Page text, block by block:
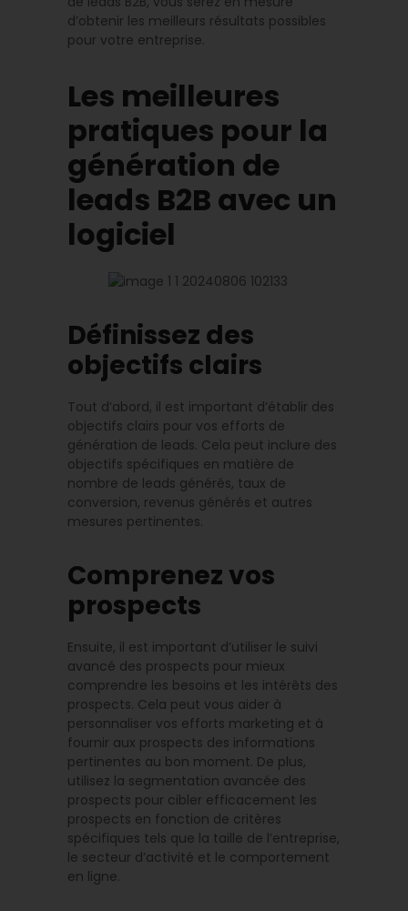
d’obtenir les meilleurs résultats possibles
pour votre entreprise.
Les meilleures
pratiques pour la
génération de
leads B2B avec un
logiciel
Définissez des
objectifs clairs
Tout d’abord, il est important d’établir des
objectifs clairs pour vos efforts de
génération de leads. Cela peut inclure des
objectifs spécifiques en matière de
nombre de leads générés, taux de
conversion, revenus générés et autres
mesures pertinentes.
Comprenez vos
prospects
Ensuite, il est important d’utiliser le suivi
avancé des prospects pour mieux
comprendre les besoins et les intérêts des
prospects. Cela peut vous aider à
personnaliser vos efforts marketing et à
fournir aux prospects des informations
pertinentes au bon moment. De plus,
utilisez la segmentation avancée des
prospects pour cibler efficacement les
prospects en fonction de critères
spécifiques tels que la taille de l’entreprise,
le secteur d’activité et le comportement
en ligne.